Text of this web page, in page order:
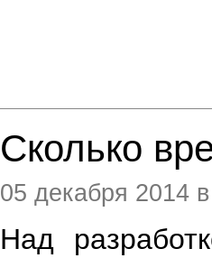
Сколько
05 декабря 2014
Над